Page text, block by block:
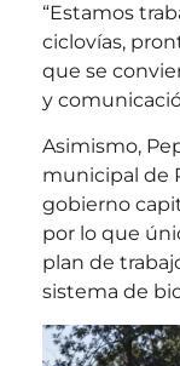
“Estamos
ciclovías,
que se
y
Asimismo,
municipal de
gobierno
por lo que
plan de
sistema de